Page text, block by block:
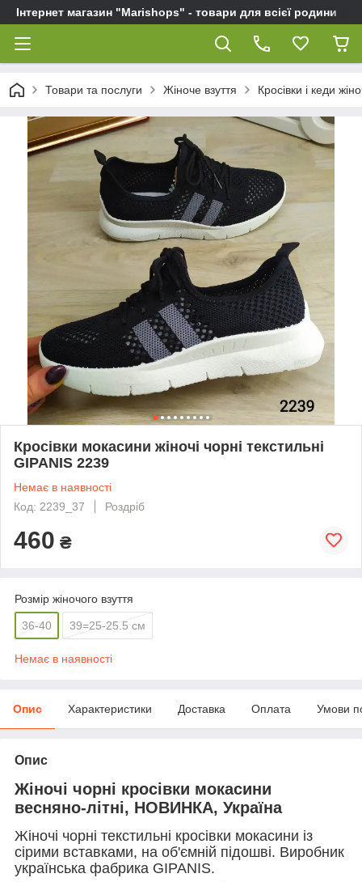
Інтернет магазин "Marishops" - товари для всієї родини
Товари та послуги Жіноче взуття Кросівки і кеди
Кросівки мокасини жіночі чорні текстильні
GIPANIS 2239
Немає в наявності
Код: 2239_37
Роздріб
460 ₴
Розмір жіночого взуття
36-40 39=25-25.5 см
Немає в наявності
Опис Характеристики Доставка Оплата Умови
Опис
Жіночі чорні кросівки мокасини
весняно-літні, НОВИНКА, Україна
Жіночі чорні текстильні кросівки мокасини із
сірими вставками, на об'ємній підошві. Виробник
українська фабрика GIPANIS.